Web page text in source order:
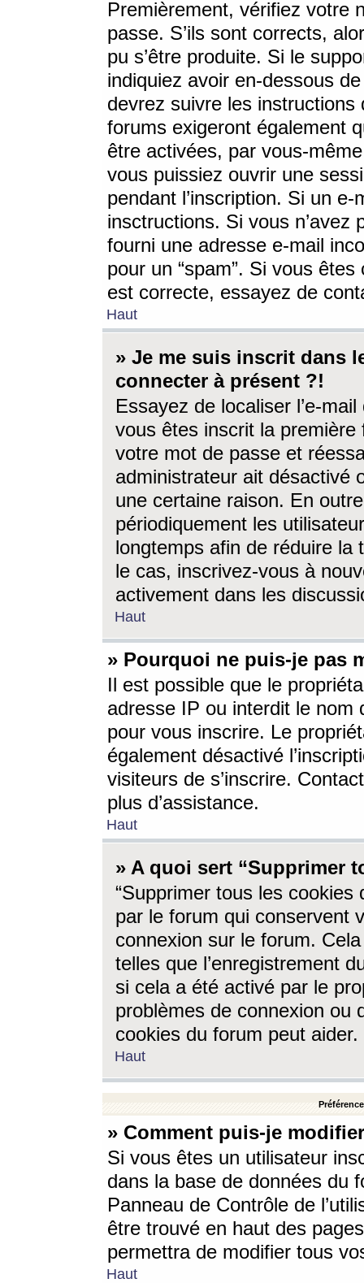
Premièrement, vérifiez votre
passe. S’ils sont corrects,
pu s’être produite. Si le
indiquiez avoir en-dessous
devrez suivre les
forums exigeront également
être activées, par vous-
vous puissiez ouvrir une
pendant l’inscription. Si un
insctructions. Si vous n’avez
fourni une adresse e-mail
pour un “spam”. Si vous
est correcte, essayez de
Haut
» Je me suis inscrit dans
connecter à présent ?!
Essayez de localiser l’e-
vous êtes inscrit la première
votre mot de passe et
administrateur ait désactivé
une certaine raison. En
périodiquement les
longtemps afin de réduire la
le cas, inscrivez-vous à
activement dans les
Haut
» Pourquoi ne puis-je pas
Il est possible que le
adresse IP ou interdit le nom
pour vous inscrire. Le
également désactivé
visiteurs de s’inscrire.
plus d’assistance.
Haut
» A quoi sert “Supprimer
“Supprimer tous les cookies
par le forum qui conservent
connexion sur le forum.
telles que l’enregistrement
si cela a été activé par le
problèmes de connexion ou
cookies du forum peut aider.
Haut
» Comment puis-je
Si vous êtes un utilisateur
dans la base de données du
Panneau de Contrôle de
être trouvé en haut des
permettra de modifier tous
Haut